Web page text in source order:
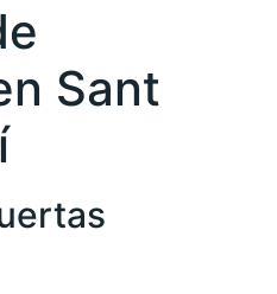
Sant